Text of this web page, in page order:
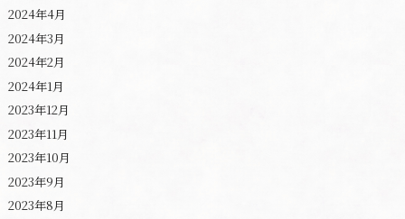
2024年4月
2024年3月
2024年2月
2024年1月
2023年12月
2023年11月
2023年10月
2023年9月
2023年8月